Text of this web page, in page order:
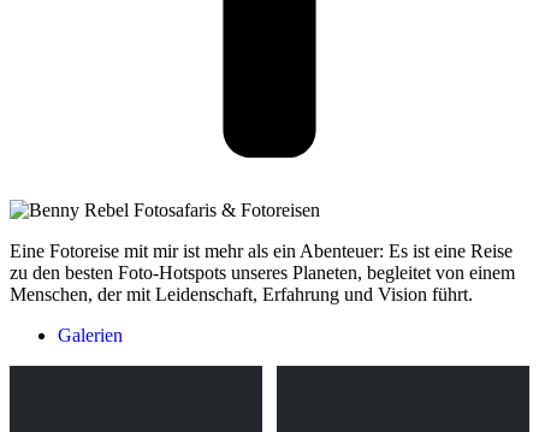
Eine Fotoreise mit mir ist mehr als ein Abenteuer: Es ist eine Reise
zu den besten Foto-Hotspots unseres Planeten, begleitet von einem
Menschen, der mit Leidenschaft, Erfahrung und Vision führt.
Galerien